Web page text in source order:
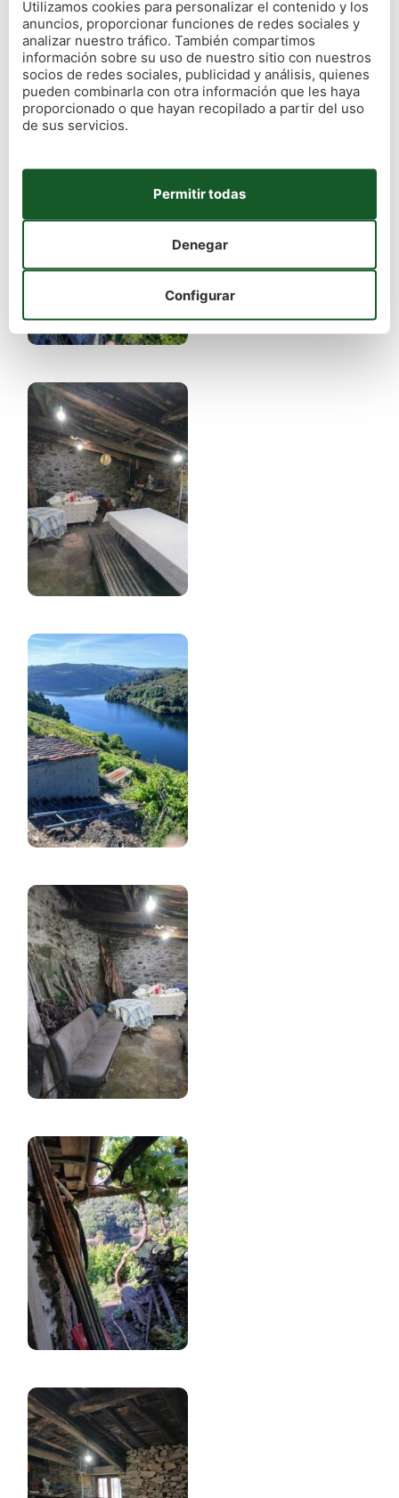
Utilizamos cookies para personalizar el contenido y los
anuncios, proporcionar funciones de redes sociales y
analizar nuestro tráfico. También compartimos
información sobre su uso de nuestro sitio con nuestros
socios de redes sociales, publicidad y análisis, quienes
pueden combinarla con otra información que les haya
proporcionado o que hayan recopilado a partir del uso
de sus servicios.
Configurar
Denegar
Permitir todas